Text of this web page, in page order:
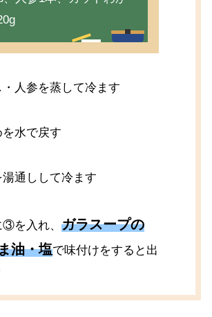
人参を蒸して冷ます
水で戻す
通しして冷ます
を入れ、ガラスープの
油・塩で味付けをすると出